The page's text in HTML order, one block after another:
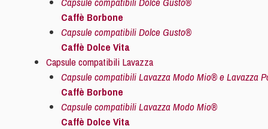
Caffè Borbone
Capsule compatibili Dolce Gusto®
Caffè Dolce Vita
Capsule compatibili Lavazza
Capsule compatibili Lavazza Modo Mio® e Lavazza
Caffè Borbone
Capsule compatibili Lavazza Modo Mio®
Caffè Dolce Vita